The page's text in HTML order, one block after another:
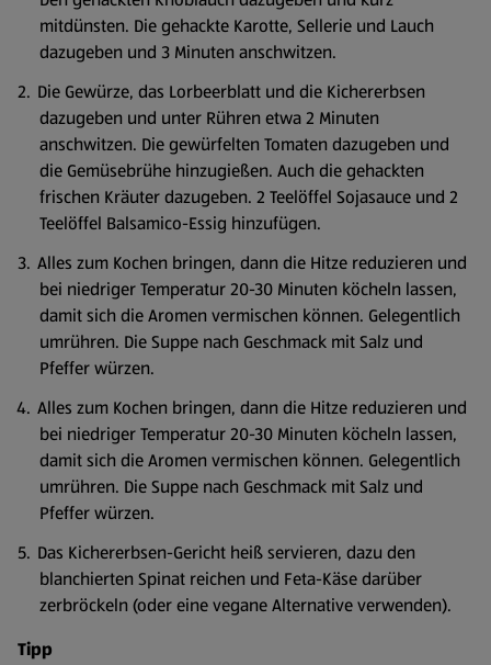
mitdünsten. Die gehackte Karotte, Sellerie und Lauch
dazugeben und 3 Minuten anschwitzen.
Die Gewürze, das Lorbeerblatt und die Kichererbsen
dazugeben und unter Rühren etwa 2 Minuten
anschwitzen. Die gewürfelten Tomaten dazugeben und
die Gemüsebrühe hinzugießen. Auch die gehackten
frischen Kräuter dazugeben. 2 Teelöffel Sojasauce und 2
Teelöffel Balsamico-Essig hinzufügen.
Alles zum Kochen bringen, dann die Hitze reduzieren und
bei niedriger Temperatur 20-30 Minuten köcheln lassen,
damit sich die Aromen vermischen können. Gelegentlich
umrühren. Die Suppe nach Geschmack mit Salz und
Pfeffer würzen.
Alles zum Kochen bringen, dann die Hitze reduzieren und
bei niedriger Temperatur 20-30 Minuten köcheln lassen,
damit sich die Aromen vermischen können. Gelegentlich
umrühren. Die Suppe nach Geschmack mit Salz und
Pfeffer würzen.
Das Kichererbsen-Gericht heiß servieren, dazu den
blanchierten Spinat reichen und Feta-Käse darüber
zerbröckeln (oder eine vegane Alternative verwenden).
Tipp